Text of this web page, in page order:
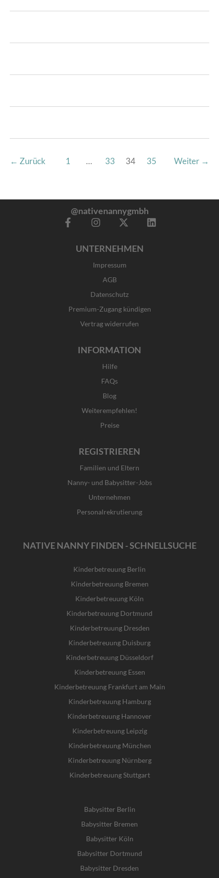
← Zurück 1 … 33 34 35 Weiter →
@nativenannygmbh
F
f
I
t
a
g
a
m
X
w
i
t
e
r
L
UNTERNEHMEN
Impressum
AGB
Datenschutz
Premium-Zugang kündigen
Vertrag widerrufen
INFORMATION
Hilfe
FAQs
Blog
Weiterempfehlen!
Preise
REGISTRIEREN
Familien und Eltern
Nanny- und Babysitter-Jobs
Unternehmen
Personalrekrutierung
NATIVE NANNY FINDEN - SCHNELLSUCHE
Kinderbetreuung Berlin
Kinderbetreuung Bremen
Kinderbetreuung Köln
Kinderbetreuung Dortmund
Kinderbetreuung Dresden
Kinderbetreuung Duisburg
Kinderbetreuung Düsseldorf
Kinderbetreuung Essen
Kinderbetreuung Frankfurt am Main
Kinderbetreuung Hamburg
Kinderbetreuung Hannover
Kinderbetreuung Leipzig
Kinderbetreuung München
Kinderbetreuung Nürnberg
Kinderbetreuung Stuttgart
Babysitter Berlin
Babysitter Bremen
Babysitter Köln
Babysitter Dortmund
Babysitter Dresden